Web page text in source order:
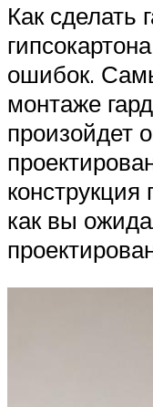
Как сделать
ошибок.
монтаже
произойдет
конструкция
как вы